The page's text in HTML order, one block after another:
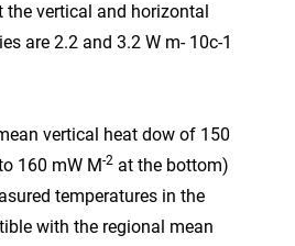
the vertical and horizontal
are 2.2 and 3.2 W m- 10c-1
vertical heat dow of 150
160 mW M-2 at the bottom)
temperatures in the
with the regional mean